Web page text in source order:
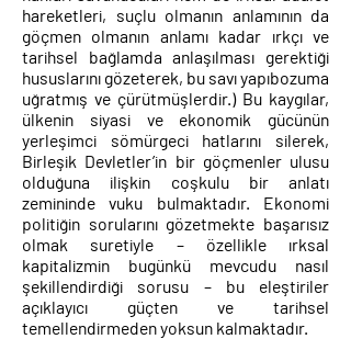
hareketleri, suçlu olmanın anlamının da
göçmen olmanın anlamı kadar ırkçı ve
tarihsel bağlamda anlaşılması gerektiği
hususlarını gözeterek, bu savı yapıbozuma
uğratmış ve çürütmüşlerdir.) Bu kaygılar,
ülkenin siyasi ve ekonomik gücünün
yerleşimci sömürgeci hatlarını silerek,
Birleşik Devletler’in bir göçmenler ulusu
olduğuna ilişkin coşkulu bir anlatı
zemininde vuku bulmaktadır. Ekonomi
politiğin sorularını gözetmekte başarısız
olmak suretiyle – özellikle ırksal
kapitalizmin bugünkü mevcudu nasıl
şekillendirdiği sorusu – bu eleştiriler
açıklayıcı güçten ve tarihsel
temellendirmeden yoksun kalmaktadır.